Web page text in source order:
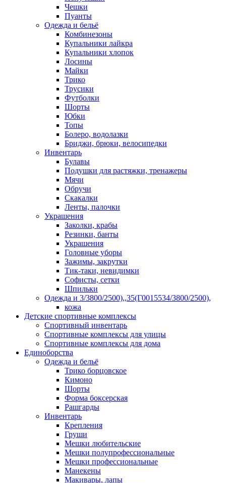
Чешки
Пуанты
Одежда и бельё
Комбинезоны
Купальники лайкра
Купальники хлопок
Лосины
Майки
Трико
Трусики
Футболки
Шорты
Юбки
Топы
Болеро, водолазки
Бриджи, брюки, велосипедки
Инвентарь
Булавы
Подушки для растяжки, тренажеры
Мячи
Обручи
Скакалки
Ленты, палочки
Украшения
Заколки, крабы
Резинки, банты
Украшения
Головные уборы
Зажимы, закрутки
Тик-таки, невидимки
Софисты, сетки
Шпильки
Одежда и 3/3800/2500),,35(Г0015534/3800/2500),
кожа
Детские спортивные комплексы
Спортивный инвентарь
Спортивные комплексы для улицы
Спортивные комплексы для дома
Единоборства
Одежда и бельё
Трико борцовское
Кимоно
Шорты
Форма боксерская
Рашгарды
Инвентарь
Крепления
Груши
Мешки любительские
Мешки полупрофессиональные
Мешки профессиональные
Манекены
Макивары, лапы